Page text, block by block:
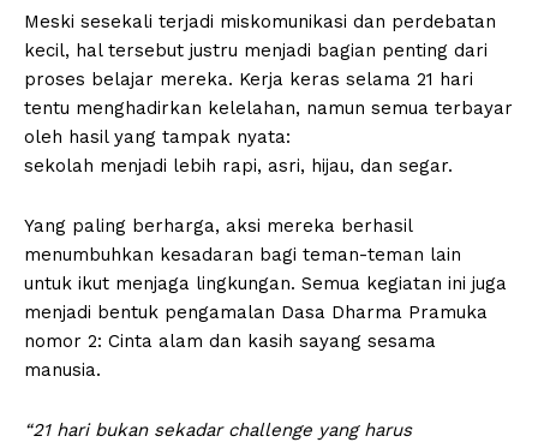
Meski sesekali terjadi miskomunikasi dan perdebatan
kecil, hal tersebut justru menjadi bagian penting dari
proses belajar mereka. Kerja keras selama 21 hari
tentu menghadirkan kelelahan, namun semua terbayar
oleh hasil yang tampak nyata:
sekolah menjadi lebih rapi, asri, hijau, dan segar.
Yang paling berharga, aksi mereka berhasil
menumbuhkan kesadaran bagi teman-teman lain
untuk ikut menjaga lingkungan. Semua kegiatan ini juga
menjadi bentuk pengamalan Dasa Dharma Pramuka
nomor 2: Cinta alam dan kasih sayang sesama
manusia.
“21 hari bukan sekadar challenge yang harus